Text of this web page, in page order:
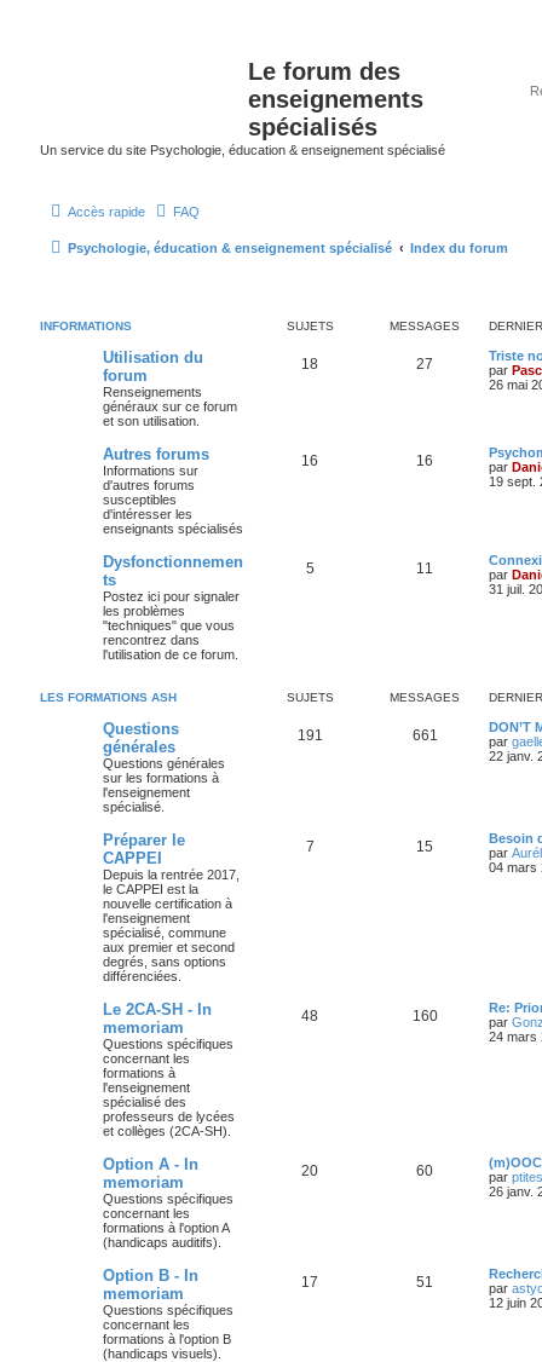
Le forum des
enseignements
spécialisés
Un service du site Psychologie, éducation & enseignement spécialisé
Accès rapide FAQ
Psychologie, éducation & enseignement spécialisé Index du forum
INFORMATIONS SUJETS MESSAGES
Utilisation du
forum
Renseignements
généraux sur ce forum
et son utilisation.
18 27
Triste
par
26 mai
Autres forums
Informations sur
d'autres forums
susceptibles
d'intéresser les
enseignants spécialisés
16 16
par
19 sept.
Dysfonctionnemen
ts
Postez ici pour signaler
les problèmes
"techniques" que vous
rencontrez dans
l'utilisation de ce forum.
5 11
par
31 juil.
LES FORMATIONS ASH SUJETS MESSAGES
Questions
générales
Questions générales
sur les formations à
l'enseignement
spécialisé.
191 661
DON’T
par
22 janv.
Préparer le
CAPPEI
Depuis la rentrée 2017,
le CAPPEI est la
nouvelle certification à
l'enseignement
spécialisé, commune
aux premier et second
degrés, sans options
différenciées.
7 15
Besoin
par
04 mars
Le 2CA-SH - In
memoriam
Questions spécifiques
concernant les
formations à
l'enseignement
spécialisé des
professeurs de lycées
et collèges (2CA-SH).
48 160
Re:
par
24 mars
Option A - In
memoriam
Questions spécifiques
concernant les
formations à l'option A
(handicaps auditifs).
20 60
par
26 janv.
Option B - In
memoriam
Questions spécifiques
concernant les
formations à l'option B
(handicaps visuels).
17 51
par
12 juin